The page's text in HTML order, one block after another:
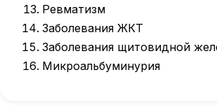
Ревматизм
Заболевания ЖКТ
Заболевания щитовидной
Микроальбуминурия
Международный центр медицинского
и фармацевтического образования